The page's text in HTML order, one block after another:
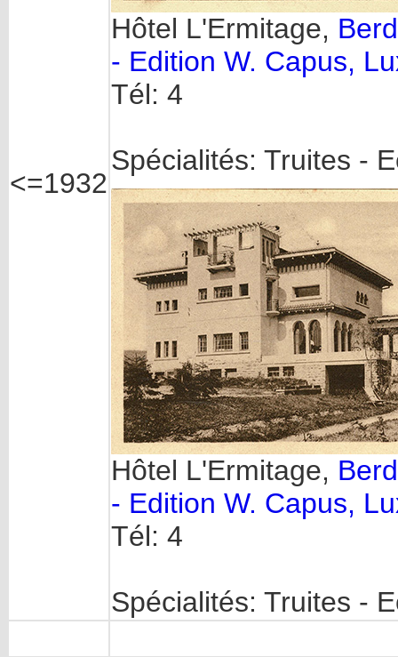
<=1932
Hôtel L'Ermitage,
- Edition W. Capus,
Tél: 4
Spécialités: Truites -
Hôtel L'Ermitage,
- Edition W. Capus,
Tél: 4
Spécialités: Truites -